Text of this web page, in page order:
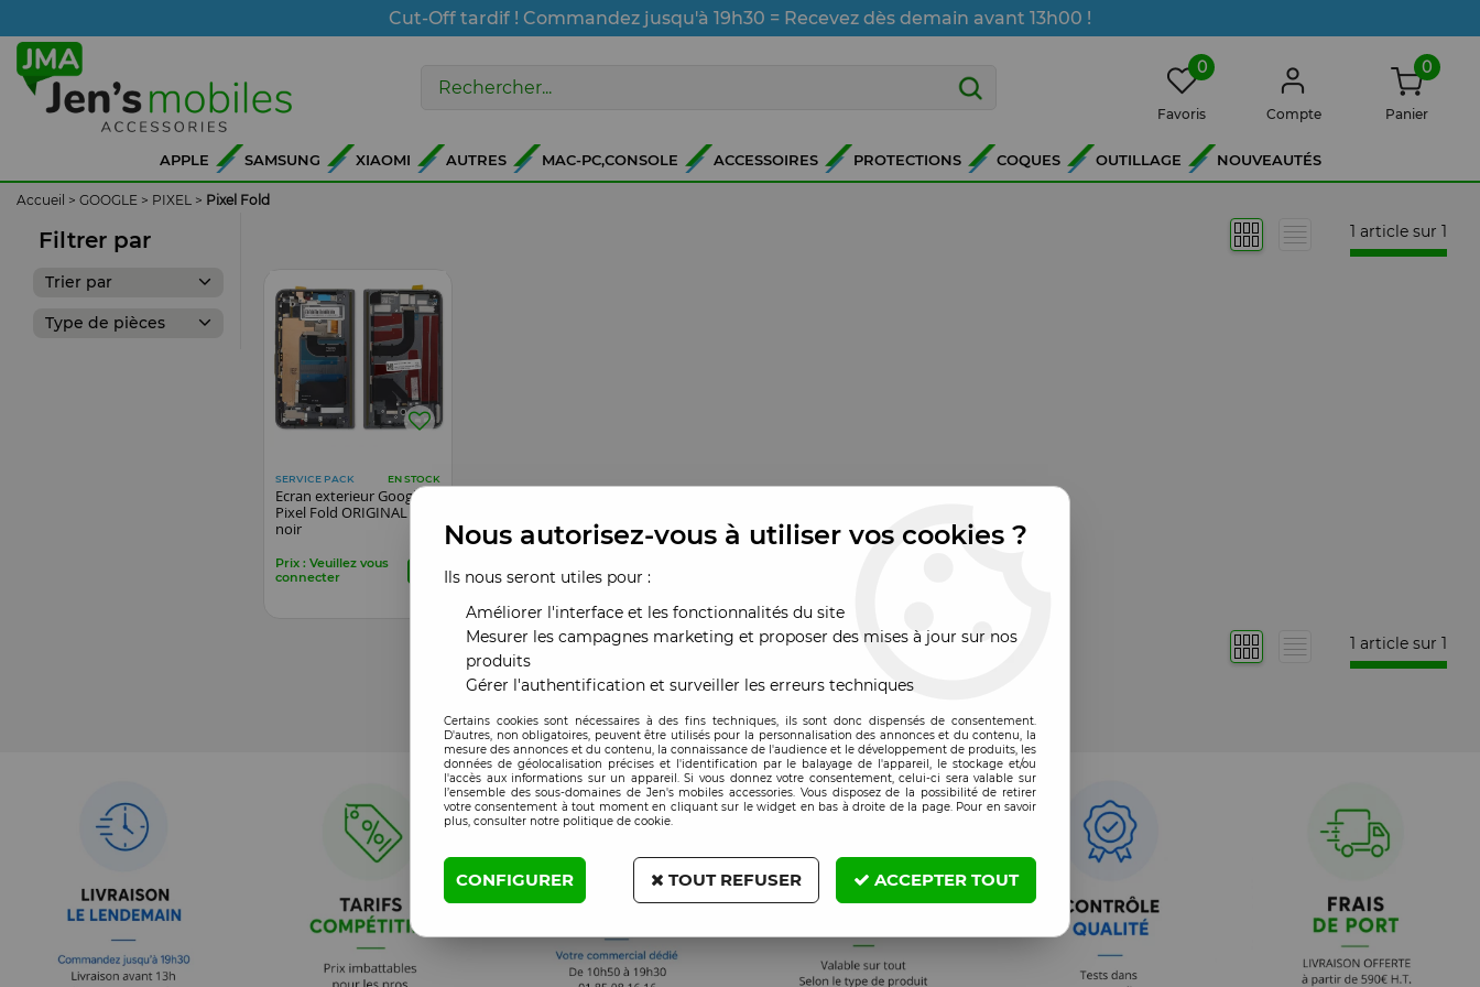
Cut-Off tardif ! Commandez jusqu'à 19h30 = Recevez dès demain avant 13h00 !
0
Favoris Compte
0
Panier
APPLE SAMSUNG XIAOMI AUTRES MAC-PC,CONSOLE ACCESSOIRES PROTECTIONS COQUES OUTILLAGE NOUVEAUTÉS
Accueil > GOOGLE > PIXEL > Pixel Fold
Filtrer par
Trier par
Type de pièces
1 article sur 1
SERVICE PACK EN STOCK
Ecran exterieur Google
Pixel Fold ORIGINAL SP
noir
Prix : Veuillez vous
connecter
1 article sur 1
Nous autorisez-vous à utiliser vos cookies ?
Ils nous seront utiles pour :
Améliorer l'interface et les fonctionnalités du site
Mesurer les campagnes marketing et proposer des mises à jour sur nos
produits
Gérer l'authentification et surveiller les erreurs techniques
Certains cookies sont nécessaires à des fins techniques, ils sont donc dispensés de consentement.
D'autres, non obligatoires, peuvent être utilisés pour la personnalisation des annonces et du contenu, la
mesure des annonces et du contenu, la connaissance de l'audience et le développement de produits, les
données de géolocalisation précises et l'identification par le balayage de l'appareil, le stockage et/ou
l'accès aux informations sur un appareil. Si vous donnez votre consentement, celui-ci sera valable sur
l’ensemble des sous-domaines de Jen's mobiles accessories. Vous disposez de la possibilité de retirer
votre consentement à tout moment en cliquant sur le widget en bas à droite de la page. Pour en savoir
plus, consulter notre politique de cookie.
CONFIGURER TOUT REFUSER ACCEPTER TOUT